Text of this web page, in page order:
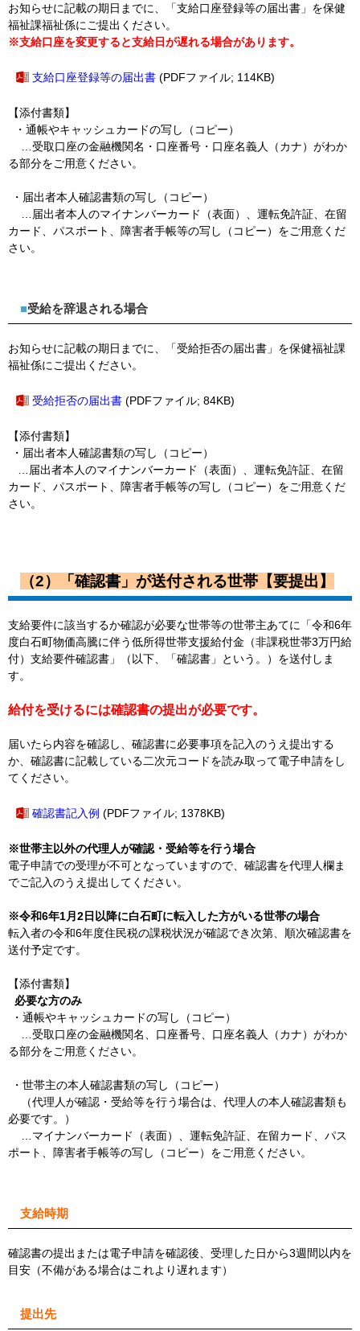
お知らせに記載の期日までに、「支給口座登録等の届出書」を保健
福祉課福祉係にご提出ください。
※支給口座を変更すると支給日が遅れる場合があります。
支給口座登録等の届出書 (PDFファイル; 114KB)
【添付書類】
・通帳やキャッシュカードの写し（コピー）
…受取口座の金融機関名・口座番号・口座名義人（カナ）がわか
る部分をご用意ください。
・届出者本人確認書類の写し（コピー）
…届出者本人のマイナンバーカード（表面）、運転免許証、在留
カード、パスポート、障害者手帳等の写し（コピー）をご用意くだ
さい。
■受給を辞退される場合
お知らせに記載の期日までに、「受給拒否の届出書」を保健福祉課
福祉係にご提出ください。
受給拒否の届出書 (PDFファイル; 84KB)
【添付書類】
・届出者本人確認書類の写し（コピー）
…届出者本人のマイナンバーカード（表面）、運転免許証、在留
カード、パスポート、障害者手帳等の写し（コピー）をご用意くだ
さい。
（2）「確認書」が送付される世帯【要提出】
支給要件に該当するか確認が必要な世帯等の世帯主あてに「令和6年
度白石町物価高騰に伴う低所得世帯支援給付金（非課税世帯3万円給
付）支給要件確認書」（以下、「確認書」という。）を送付しま
す。
給付を受けるには確認書の提出が必要です。
届いたら内容を確認し、確認書に必要事項を記入のうえ提出する
か、確認書に記載している二次元コードを読み取って電子申請をし
てください。
確認書記入例 (PDFファイル; 1378KB)
※世帯主以外の代理人が確認・受給等を行う場合
電子申請での受理が不可となっていますので、確認書を代理人欄ま
でご記入のうえ提出してください。
※令和6年1月2日以降に白石町に転入した方がいる世帯の場合
転入者の令和6年度住民税の課税状況が確認でき次第、順次確認書を
送付予定です。
【添付書類】
必要な方のみ
・通帳やキャッシュカードの写し（コピー）
…受取口座の金融機関名、口座番号、口座名義人（カナ）がわか
る部分をご用意ください。
・世帯主の本人確認書類の写し（コピー）
（代理人が確認・受給等を行う場合は、代理人の本人確認書類も
必要です。）
…マイナンバーカード（表面）、運転免許証、在留カード、パス
ポート、障害者手帳等の写し（コピー）をご用意ください。
支給時期
確認書の提出または電子申請を確認後、受理した日から3週間以内を
目安（不備がある場合はこれより遅れます）
提出先